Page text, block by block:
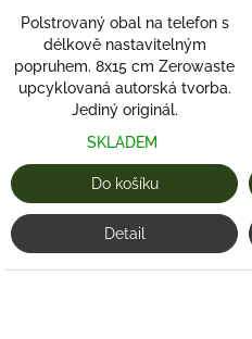
Polstrovaný obal na telefon s
délkově nastavitelným
popruhem. 8x15 cm Zerowaste
upcyklovaná autorská tvorba.
Jediný originál.
SKLADEM
Do košíku
Detail